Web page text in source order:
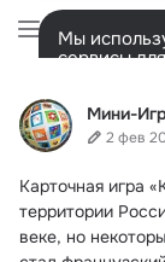
Мини-
2 фев
Карточная игра
территории
веке, но
Мы
сервисы
Разрешить
Лента
Дополнительная
колонка
Всё2 728